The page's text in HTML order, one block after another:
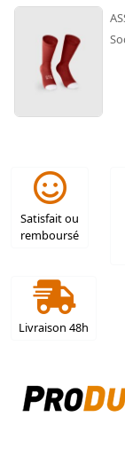
Satisfait ou
remboursé
Livraison 48h